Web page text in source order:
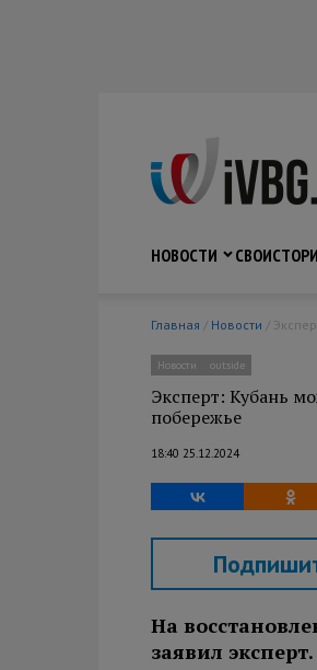
НОВОСТИ
СВО
Главная / Новости /
Новости outside
Эксперт: Кубань
побережье
18:40 25.12.2024
На
заявил эксперт.